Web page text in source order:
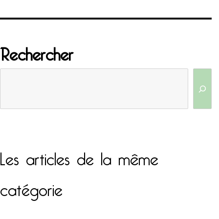
Rechercher
Les articles de la même
catégorie